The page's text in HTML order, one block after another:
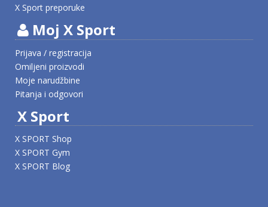
X Sport preporuke
Moj X Sport
Prijava / registracija
Omiljeni proizvodi
Moje narudžbine
Pitanja i odgovori
X Sport
X SPORT Shop
X SPORT Gym
X SPORT Blog